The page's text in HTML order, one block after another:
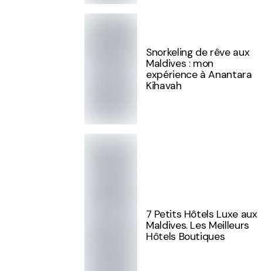
Snorkeling de rêve aux
Maldives : mon
expérience à Anantara
Kihavah
7 Petits Hôtels Luxe aux
Maldives. Les Meilleurs
Hôtels Boutiques